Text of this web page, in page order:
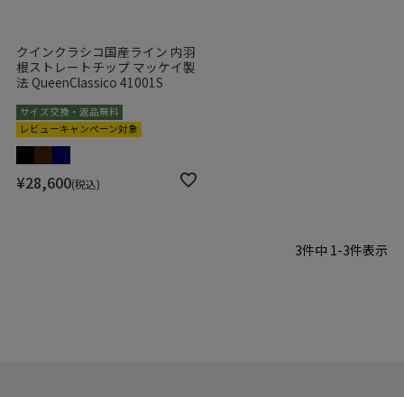
クインクラシコ国産ライン 内羽
根ストレートチップ マッケイ製
法 QueenClassico 41001S
サイズ交換・返品無料
レビューキャンペーン対象
¥28,600 税込
3件中 1 -3件表示